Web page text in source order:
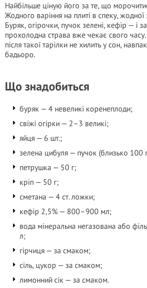
Найбільше ціную його за те, що
Жодного варіння на плиті в спеку, жодної
Буряк, огірочки, пучок зелені, кефір — і
прохолодна страва вже чекає свого
після такої тарілки не хилить у сон,
бадьоро.
Що знадобиться
буряк — 4 невеликі коренеплоди;
свіжі огірки — 2–3 великі;
яйця — 6 шт.;
зелена цибуля — пучок (близько 100
петрушка — 50 г;
кріп — 50 г;
сметана — 4 ст. ложки;
кефір 2,5% — 800–900 мл;
вода мінеральна негазована або
л;
гірчиця — за смаком;
сіль, цукор — за смаком;
лимонний сік — за смаком.